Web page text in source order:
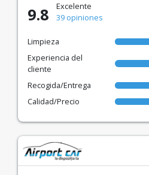
9.8
Excelente
39 opiniones
Limpieza
Experiencia del
cliente
Recogida/Entrega
Calidad/Precio